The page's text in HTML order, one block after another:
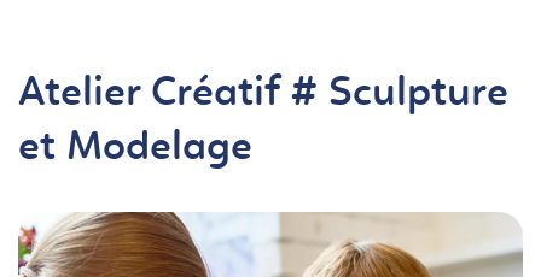
Atelier Créatif # Sculpture
et Modelage